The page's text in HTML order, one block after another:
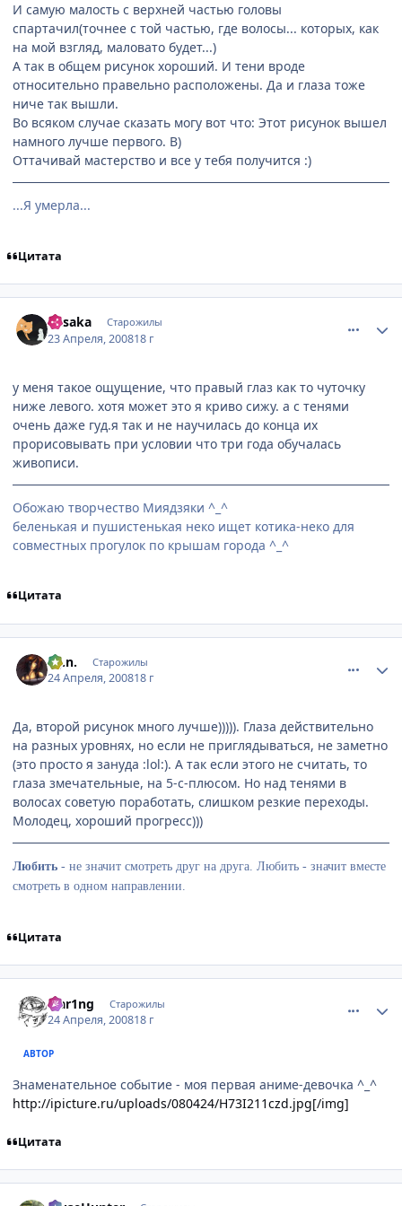
И самую малость с верхней частью головы
спартачил(точнее с той частью, где волосы... которых, как
на мой взгляд, маловато будет...)
А так в общем рисунок хороший. И тени вроде
относительно правельно расположены. Да и глаза тоже
ниче так вышли.
Во всяком случае сказать могу вот что: Этот рисунок вышел
намного лучше первого. B)
Оттачивай мастерство и все у тебя получится :)
...Я умерла...
Цитата
Misaka Старожилы
23 Апреля, 200818 г
у меня такое ощущение, что правый глаз как то чуточку
ниже левого. хотя может это я криво сижу. а с тенями
очень даже гуд.я так и не научилась до конца их
прорисовывать при условии что три года обучалась
живописи.
Обожаю творчество Миядзяки ^_^
беленькая и пушистенькая неко ищет котика-неко для
совместных прогулок по крышам города ^_^
Цитата
a.j.n. Старожилы
24 Апреля, 200818 г
Да, второй рисунок много лучше))))). Глаза действительно
на разных уровнях, но если не приглядываться, не заметно
(это просто я зануда :lol:). А так если этого не считать, то
глаза змечательные, на 5-с-плюсом. Но над тенями в
волосах советую поработать, слишком резкие переходы.
Молодец, хороший прогресс)))
Любить - не значит смотреть друг на друга. Любить - значит вместе
смотреть в одном направлении.
Цитата
Flar1ng Старожилы
24 Апреля, 200818 г
АВТОР
Знаменательное событие - моя первая аниме-девочка ^_^
http://ipicture.ru/uploads/080424/H73I211czd.jpg[/img]
Цитата